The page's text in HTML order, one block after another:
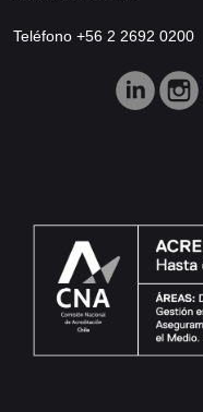
Teléfono +56 2 2692 0200